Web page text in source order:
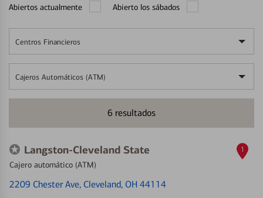
Abiertos actualmente Abierto los sábados
Centros Financieros
Cajeros Automáticos (ATM)
6 resultados
Langston-Cleveland State
Cajero automático (ATM)
2209 Chester Ave, Cleveland, OH 44114
1